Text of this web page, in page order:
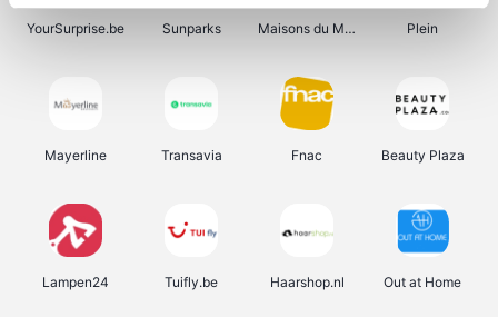
YourSurprise.be Sunparks Maisons du Monde Plein
Mayerline Transavia Fnac Beauty Plaza
Lampen24 Tuifly.be Haarshop.nl Out at Home